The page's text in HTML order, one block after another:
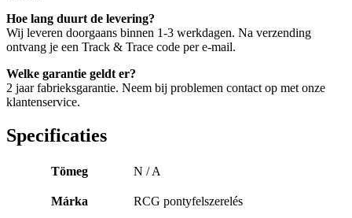
Hoe lang duurt de levering?
Wij leveren doorgaans binnen 1-3 werkdagen. Na verzending
ontvang je een Track & Trace code per e-mail.
Welke garantie geldt er?
2 jaar fabrieksgarantie. Neem bij problemen contact op met onze
klantenservice.
Specificaties
Tömeg N / A
Márka RCG pontyfelszerelés